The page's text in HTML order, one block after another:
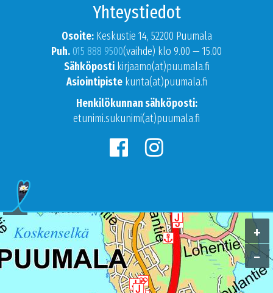
Yhteystiedot
Osoite:Keskustie 14, 52200 Puumala
Puh. 015 888 9500(vaihde) klo 9.00 — 15.00
Sähköpostikirjaamo(at)puumala.fi
Asiointipistekunta(at)puumala.fi
Henkilökunnan sähköposti:
etunimi.sukunimi(at)puumala.fi